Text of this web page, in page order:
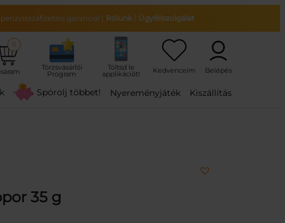
pénzvisszafizetési garancia! | Rólunk| Ügyfélszolgálat
0
Spórolj többet! Nyereményjáték Kiszállítás
35 g